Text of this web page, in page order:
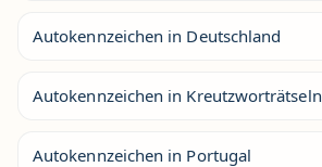
Autokennzeichen in Deutschland
Autokennzeichen in Kreutzworträtseln
Autokennzeichen in Portugal